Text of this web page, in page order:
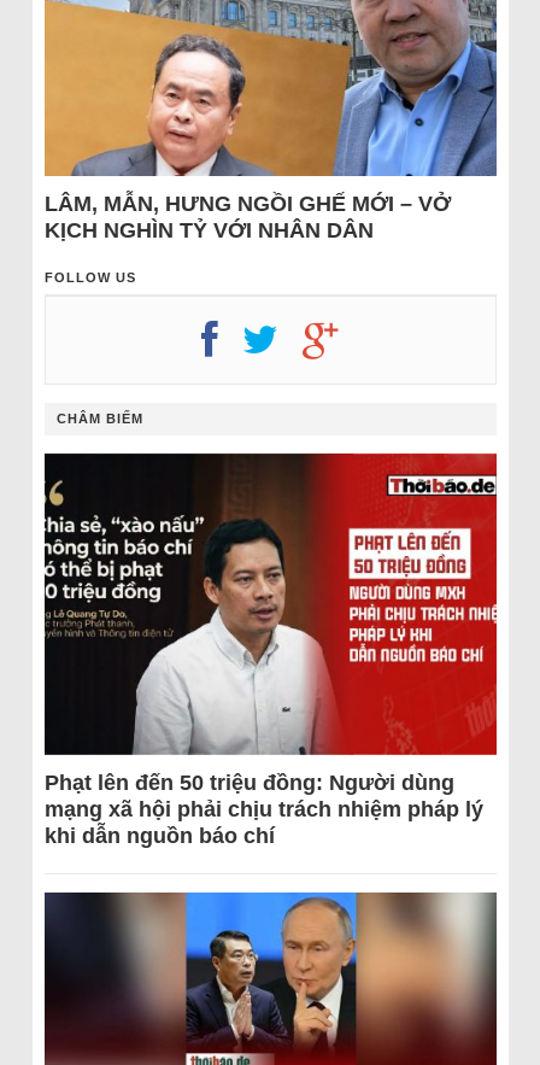
LÂM, MẪN, HƯNG NGỒI GHẾ MỚI – VỞ
KỊCH NGHÌN TỶ VỚI NHÂN DÂN
FOLLOW US
CHÂM BIẾM
Phạt lên đến 50 triệu đồng: Người dùng
mạng xã hội phải chịu trách nhiệm pháp lý
khi dẫn nguồn báo chí